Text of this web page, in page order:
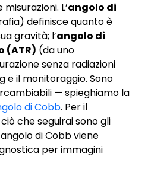
L’angolo di
definisce quanto è
gravità; l’angolo di
(ATR) (da uno
senza radiazioni
e il monitoraggio. Sono
— spieghiamo la
di Cobb. Per il
che seguirai sono gli
di Cobb viene
per immagini